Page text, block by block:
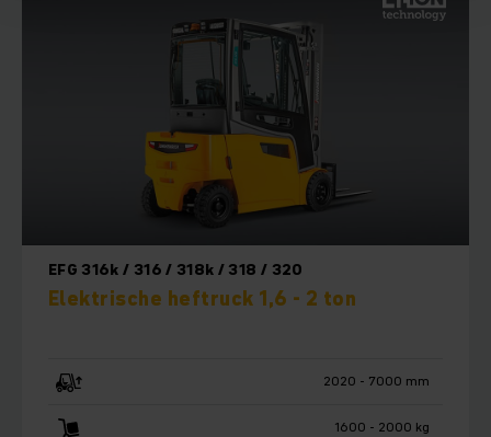
EFG 316k / 316 / 318k / 318 / 320
Elektrische heftruck 1,6 - 2 ton
2020 - 7000 mm
1600 - 2000 kg